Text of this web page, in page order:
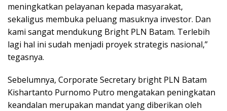
meningkatkan pelayanan kepada masyarakat,
sekaligus membuka peluang masuknya investor. Dan
kami sangat mendukung Bright PLN Batam. Terlebih
lagi hal ini sudah menjadi proyek strategis nasional,”
tegasnya.
Sebelumnya, Corporate Secretary bright PLN Batam
Kishartanto Purnomo Putro mengatakan peningkatan
keandalan merupakan mandat yang diberikan oleh